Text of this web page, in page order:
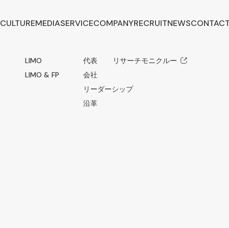
CULTUREMEDIA
LIMO
LIMO & FP
SERVICECOMPANY
代表メッセージ
会社概要
リーダーシップ
沿革
RECRUIT
リサーチモニクルー
NEWS